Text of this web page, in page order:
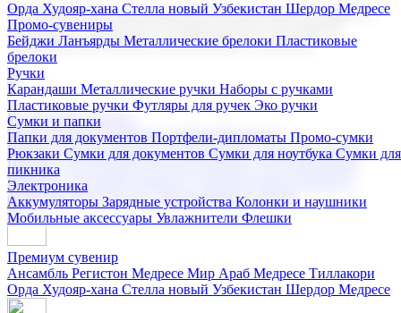
Орда Худояр-хана Стелла новый Узбекистан Шердор Медресе
Промо-сувениры
Бейджи Ланъярды Металлические брелоки Пластиковые
брелоки
Ручки
Карандаши Металлические ручки Наборы с ручками
Пластиковые ручки Футляры для ручек Эко ручки
Сумки и папки
Папки для документов Портфели-дипломаты Промо-сумки
Рюкзаки Сумки для документов Сумки для ноутбука Сумки для
пикника
Электроника
Аккумуляторы Зарядные устройства Колонки и наушники
Мобильные аксессуары Увлажнители Флешки
Мы предлагаем широкий выбор корпоративных подарков и
сувениров с логотипом. В нашем каталоге вы найдете
продукцию для бизнеса, мероприятия и клиентов.
Подарочные наборы
Бизнес наборыКофейные наборы Кошельки
Наборы из кожиНаборы ручекНаборы с аккумуляторами
Наборы с бутылками для воды
Наборы с ежедневниками
Наборы с кружками
флешкамиНовогодние наборыЧайные наборы
Премиум сувенир
Ансамбль Регистон Медресе Мир Араб Медресе Тиллакори
Орда Худояр-хана Стелла новый Узбекистан Шердор Медресе